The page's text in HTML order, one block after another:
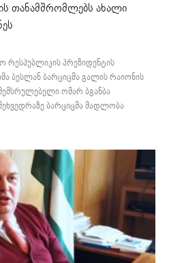
თანამშრომლებს ახალი
რესპუბლიკის პრეზიდენტის
ბესლან ბარციცმა გალის რაიონის
ომარ ბგანბა
ბარციცმა მადლობა